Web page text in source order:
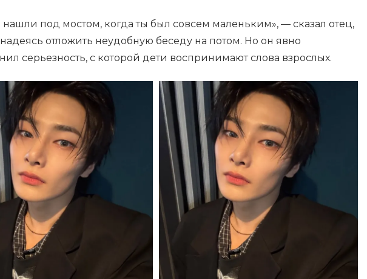
нашли под мостом, когда ты был совсем маленьким», — сказал отец,
отложить неудобную беседу на потом. Но он явно
серьезность, с которой дети воспринимают слова взрослых.